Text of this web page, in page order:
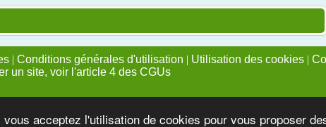
acceptez l'utilisation de cookies pour vous proposer
| Conditions générales d'utilisation | Utilisation des cookies |
un site, voir l'article 4 des CGUs